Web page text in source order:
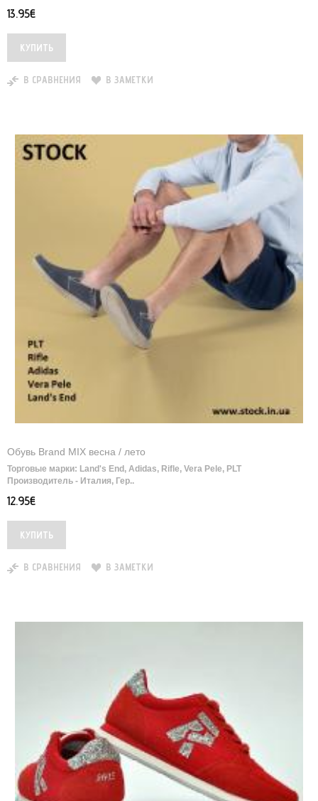
13.95€
В СРАВНЕНИЯ В ЗАМЕТКИ
Обувь Brand MIX весна / лето
Торговые марки: Land's End, Adidas, Rifle, Vera Pele, PLT ​
Производитель - Италия, Гер..
12.95€
В СРАВНЕНИЯ В ЗАМЕТКИ